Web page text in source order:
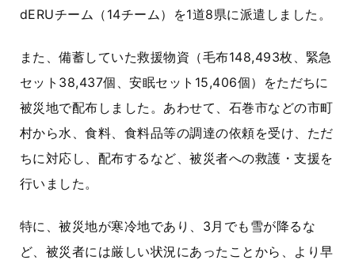
dERUチーム （ 14チーム）を1道8県に派遣しました。
また、備蓄していた救援物資（毛布148,493枚 、緊急
セット 38,437個 、安眠セット 15,406個）をただちに
被災地で配布しました。あわせて、石巻市などの市町
村から水、食料、食料品等の調達の依頼を受け、ただ
ちに対応し、配布するなど、被災者への救護・支援を
行いました。
特に、被災地が寒冷地であり、3月でも雪が降るな
ど、被災者には厳しい状況にあったことから、より早